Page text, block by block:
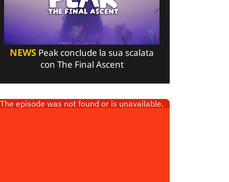
NEWS Peak conclude la sua scalata
con The Final Ascent